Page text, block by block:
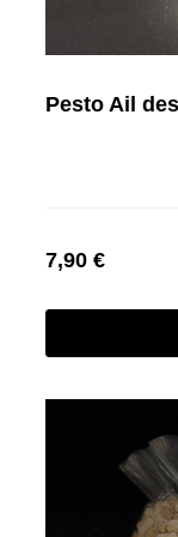
Pesto Ail
7,90 €